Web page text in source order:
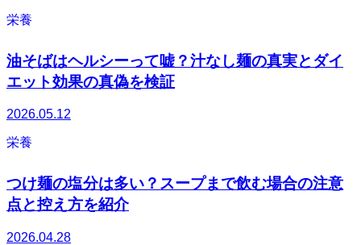
栄養
油そばはヘルシーって嘘？汁なし麺の真実とダイ
エット効果の真偽を検証
2026.05.12
栄養
つけ麺の塩分は多い？スープまで飲む場合の注意
点と控え方を紹介
2026.04.28